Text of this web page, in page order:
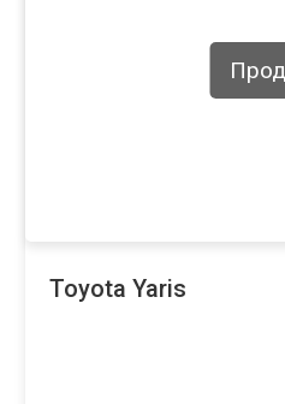
Toyota Yaris